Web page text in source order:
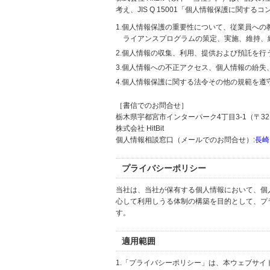
考え、JIS Q 15001「個人情報保護に関するコ
1.個人情報保護の重要性について、従業員へ
ライアンスプログラムの策定、実施、維持
2.個人情報の収集、利用、提供および預託を
3.個人情報への不正アクセス、個人情報の紛
4.個人情報保護に関する法令その他の規範を遵
［書信でのお問合せ］
栃木県宇都宮市インターパーク4丁目3-1（〒
株式会社 HitBit
個人情報相談窓口（メールでのお問合せ）:長
プライバシーポリシー
当社は、当社が保有する個人情報において、
心して利用しうる体制の構築を目的として、
す。
適用範囲
1.「プライバシーポリシー」は、本ウェブサ